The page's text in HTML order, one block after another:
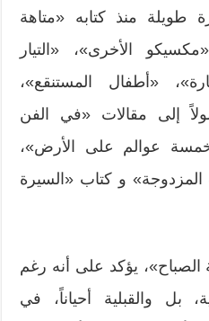
طويلة منذ كتابه «متاهة
الأخرى»، «التيار
«أطفال المستنقع»،
إلى مقالات «في الفن
عوالم على الأرض»،
و كتاب «السيرة
الصباح»، يؤكد على أنه رغم
بل والقبلية أحياناً، في